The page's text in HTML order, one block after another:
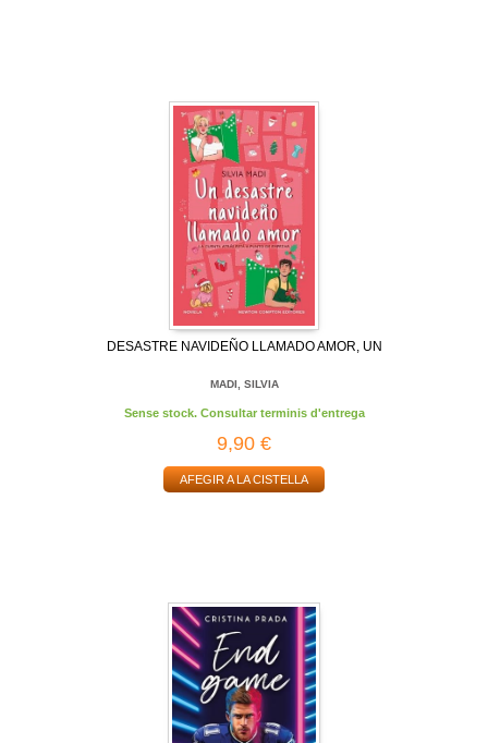
DESASTRE NAVIDEÑO LLAMADO AMOR, UN
MADI, SILVIA
Sense stock. Consultar terminis d'entrega
9,90 €
AFEGIR A LA CISTELLA